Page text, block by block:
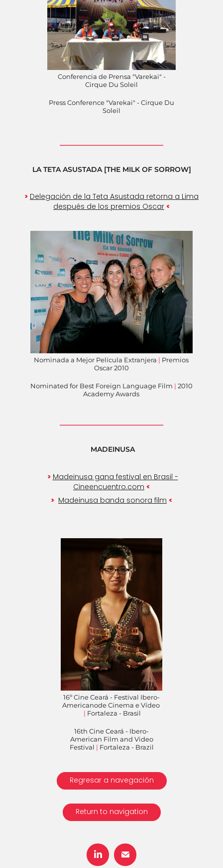
Conferencia de Prensa "Varekai" -
Cirque Du Soleil
Press Conference "Varekai" - Cirque Du
Soleil
__________________________
LA TETA ASUSTADA [THE MILK OF SORROW]
>Delegación de la Teta Asustada retorna a Lima
después de los premios Oscar<
Nominada a Mejor Película Extranjera | Premios
Oscar 2010
Nominated for Best Foreign Language Film |2010
Academy Awards
__________________________
MADEINUSA
>Madeinusa gana festival en Brasil -
Cineencuentro.com<
> Madeinusa banda sonora film<
16º Cine Ceará - Festival Ibero-
Americanode Cinema e Vídeo
| Fortaleza - Brasil
16th Cine Ceará - Ibero-
American Film and Video
Festival | Fortaleza - Brazil
Regresar a navegación
Return to navigation